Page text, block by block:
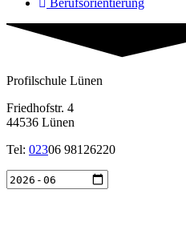
Profilschule Lünen
Friedhofstr. 4
44536 Lünen
Tel: 02306 98126220